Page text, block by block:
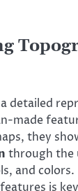
detailed
made
they
through the
and colors.
is